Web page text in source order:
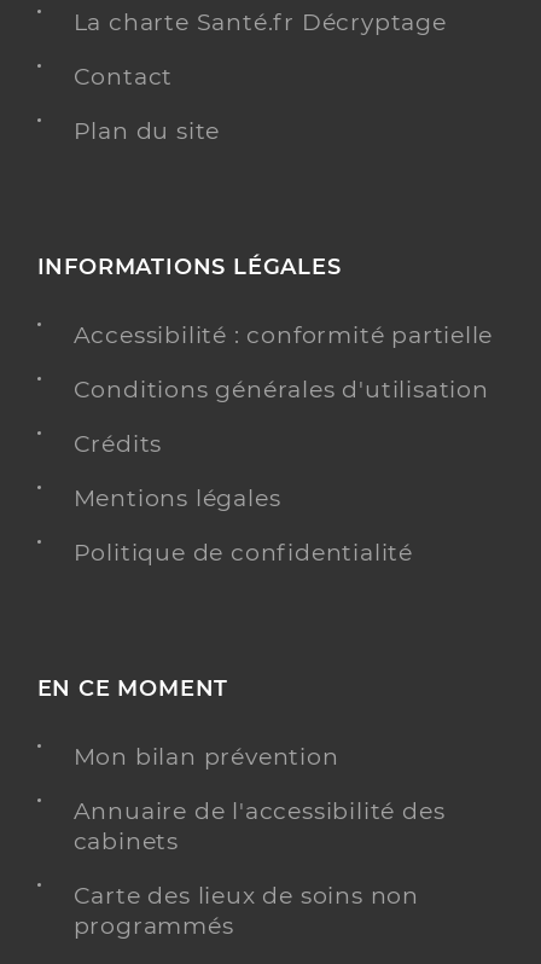
La charte Santé.fr Décryptage
Contact
Plan du site
INFORMATIONS LÉGALES
Accessibilité : conformité partielle
Conditions générales d'utilisation
Crédits
Mentions légales
Politique de confidentialité
EN CE MOMENT
Mon bilan prévention
Annuaire de l'accessibilité des
cabinets
Carte des lieux de soins non
programmés